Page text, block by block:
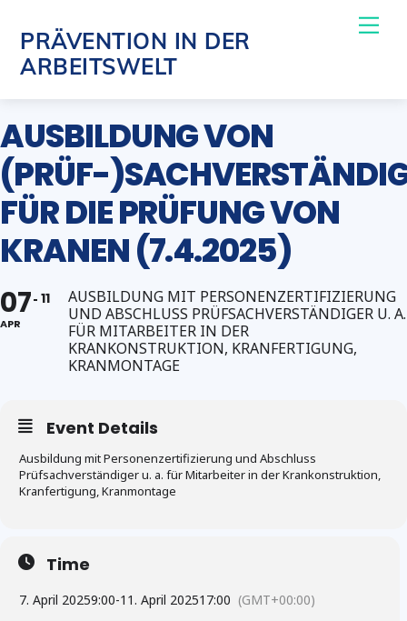
content
PRÄVENTION IN DER
ARBEITSWELT
AUSBILDUNG VON
(PRÜF-
FÜR DIE PRÜFUNG VON
KRANEN (7.4.2025)
07
APR
11
AUSBILDUNG MIT PERSONENZERTIFIZIERUNG
UND ABSCHLUSS PRÜFSACHVERSTÄNDIGER U. A.
FÜR MITARBEITER IN DER
KRANKONSTRUKTION, KRANFERTIGUNG,
KRANMONTAGE
Event Details
Ausbildung mit Personenzertifizierung und Abschluss
Prüfsachverständiger u. a. für Mitarbeiter in der Krankonstruktion,
Kranfertigung, Kranmontage
Time
7. April 20259:00-11. April 202517:00 (GMT+00:00)